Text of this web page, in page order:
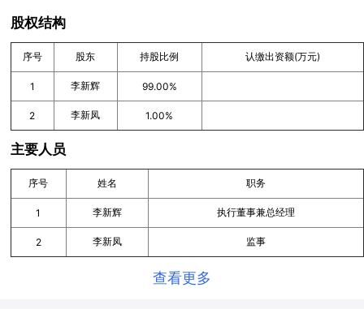
股权结构
序号 股东 持股比例 认缴出资额(万元)
1 李新辉 99.00%
2 李新凤 1.00%
主要人员
序号 姓名 职务
1 李新辉 执行董事兼总经理
2 李新凤 监事
查看更多